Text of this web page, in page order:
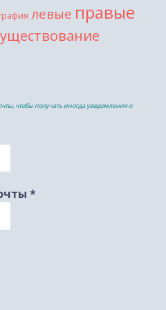
левые правые
чтобы получать иногда уведомления о
*